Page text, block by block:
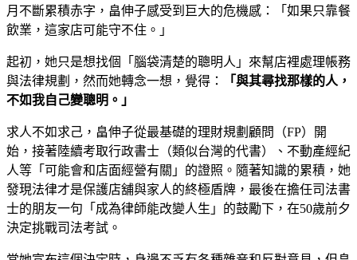
月不斷累積赤字，畠伸子感受到巨大的危機感：「如果只靠餐
飲業，這家店可能守不住。」
起初，她只是想找個「腦袋清楚的聰明人」來幫店裡處理帳務
與法律規劃，然而她轉念一想，覺得：
「與其尋找那樣的人，
不如我自己變聰明。」
求人不如求己，畠伸子從最基礎的理財規劃顧問（FP）開
始，接著陸續考取行政書士（類似台灣的代書）、不動產經紀
人等「可能會和店面經營有關」的證照。隨著知識的累積，她
發現法律才是保護店舖與家人的終極盾牌，最後在擔任司法書
士的朋友一句「成為律師能改變人生」的鼓勵下，在50歲前夕
決定挑戰司法考試。